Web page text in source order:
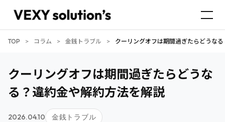
TOP > コラム > 金銭トラブル > クーリングオフは期間過ぎたらどうな
クーリングオフは期間過ぎたらどうな
る？違約金や解約方法を解説
2026.04.10 金銭トラブル